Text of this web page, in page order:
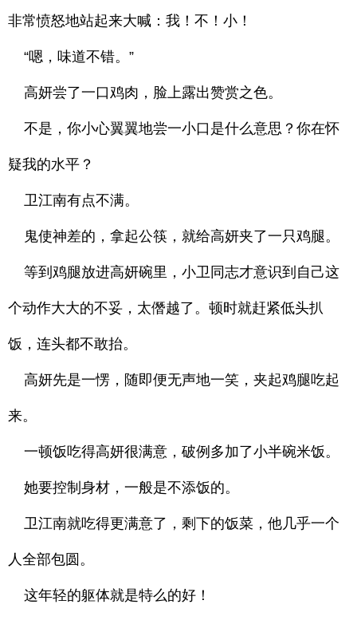
非常愤怒地站起来大喊：我！不！小！
“嗯，味道不错。”
高妍尝了一口鸡肉，脸上露出赞赏之色。
不是，你小心翼翼地尝一小口是什么意思？你在怀
疑我的水平？
卫江南有点不满。
鬼使神差的，拿起公筷，就给高妍夹了一只鸡腿。
等到鸡腿放进高妍碗里，小卫同志才意识到自己这
个动作大大的不妥，太僭越了。顿时就赶紧低头扒
饭，连头都不敢抬。
高妍先是一愣，随即便无声地一笑，夹起鸡腿吃起
来。
一顿饭吃得高妍很满意，破例多加了小半碗米饭。
她要控制身材，一般是不添饭的。
卫江南就吃得更满意了，剩下的饭菜，他几乎一个
人全部包圆。
这年轻的躯体就是特么的好！